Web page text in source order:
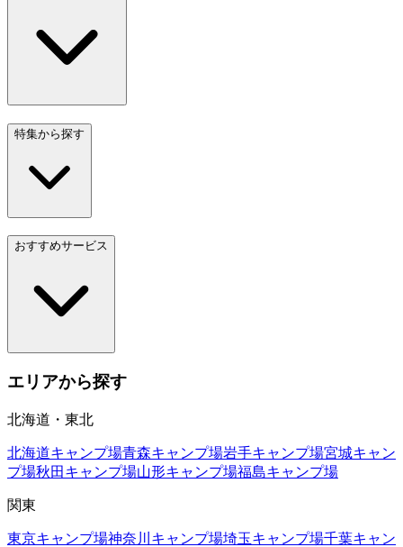
特集から探す
おすすめサービス
エリアから探す
北海道・東北
北海道キャンプ場青森キャンプ場岩手キャンプ場宮城キャン
プ場秋田 キャンプ場山形キャンプ場福島キャンプ場
関東
東京キャンプ場神奈川 キャンプ場埼玉キャンプ場千葉キャン